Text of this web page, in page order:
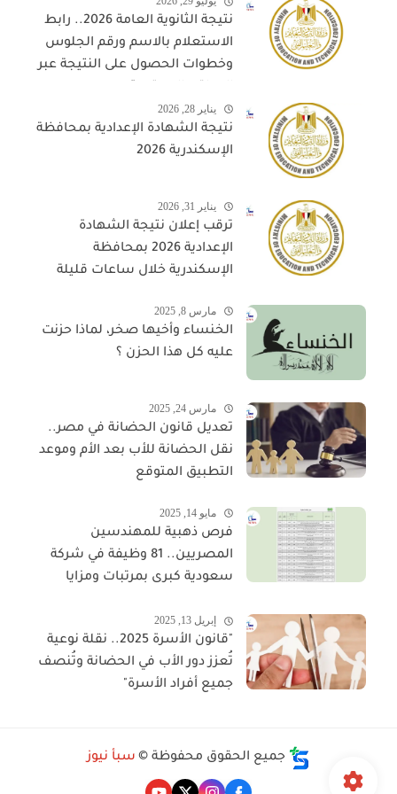
نتيجة الثانوية العامة 2026.. رابط
الاستعلام بالاسم ورقم الجلوس
وخطوات الحصول على النتيجة عبر
يناير 28, 2026
نتيجة الشهادة الإعدادية بمحافظة
الإسكندرية 2026
يناير 31, 2026
ترقب إعلان نتيجة الشهادة
الإعدادية 2026 بمحافظة
الإسكندرية خلال ساعات قليلة
مارس 8, 2025
الخنساء وأخيها صخر، لماذا حزنت
عليه كل هذا الحزن ؟
مارس 24, 2025
تعديل قانون الحضانة في مصر..
نقل الحضانة للأب بعد الأم وموعد
التطبيق المتوقع
مايو 14, 2025
فرص ذهبية للمهندسين
المصريين.. 81 وظيفة في شركة
سعودية كبرى بمرتبات ومزايا
إبريل 13, 2025
"قانون الأسرة 2025.. نقلة نوعية
تُعزز دور الأب في الحضانة وتُنصف
جميع أفراد الأسرة"
جميع الحقوق محفوظة © سبأ نيوز